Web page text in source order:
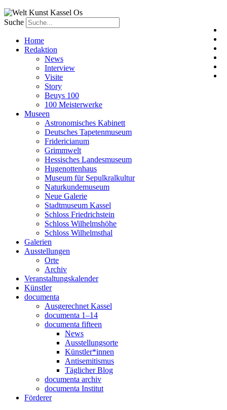
Suche
Home
Redaktion
News
Interview
Visite
Story
Beuys 100
100 Meisterwerke
Museen
Astronomisches Kabinett
Deutsches Tapetenmuseum
Fridericianum
Grimmwelt
Hessisches Landesmuseum
Hugenottenhaus
Museum für Sepulkralkultur
Naturkundemuseum
Neue Galerie
Stadtmuseum Kassel
Schloss Friedrichstein
Schloss Wilhelmshöhe
Schloss Wilhelmsthal
Galerien
Ausstellungen
Orte
Archiv
Veranstaltungskalender
Künstler
documenta
Ausgerechnet Kassel
documenta 1–14
documenta fifteen
News
Ausstellungsorte
Künstler*innen
Antisemitismus
Täglicher Blog
documenta archiv
documenta Institut
Förderer